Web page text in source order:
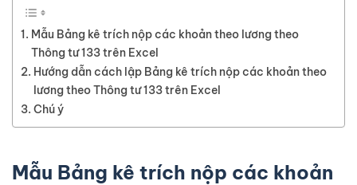
Mẫu Bảng kê trích nộp các khoản theo lương theo
Thông tư 133 trên Excel
Hướng dẫn cách lập Bảng kê trích nộp các khoản theo
lương theo Thông tư 133 trên Excel
Chú ý
Mẫu Bảng kê trích nộp các khoản